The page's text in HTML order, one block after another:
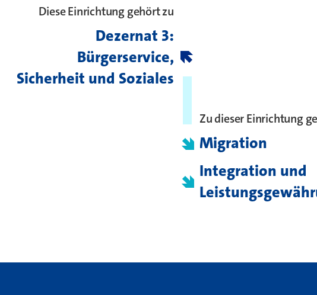
Diese Einrichtung gehört zu
Dezernat 3:
Bürgerservice,
Sicherheit und Soziales
Zu dieser Einrichtung
Migration
Integration und